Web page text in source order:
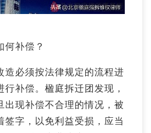
何补偿？
造必须按法律规定的流程进
补偿。楹庭拆迁团发现，
出现补偿不合理的情况，被
签字，以免利益受损，应当